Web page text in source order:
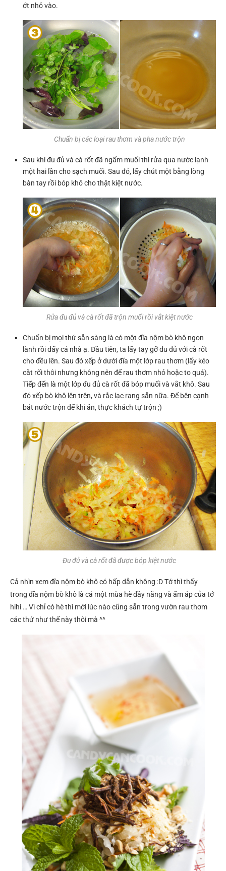
ớt nhỏ vào.
Chuẩn bị các loại rau thơm và pha nước trộn
Sau khi đu đủ và cà rốt đã ngấm muối thì rửa qua nước lạnh
một hai lần cho sạch muối. Sau đó, lấy chút một bằng lòng
bàn tay rồi bóp khô cho thật kiệt nước.
Rửa đu đủ và cà rốt đã trộn muối rồi vắt kiệt nước
Chuẩn bị mọi thứ sẵn sàng là có một đĩa nộm bò khô ngon
lành rồi đấy cả nhà ạ. Đầu tiên, ta lấy tay gỡ đu đủ với cà rốt
cho đều lên. Sau đó xếp ở dưới đĩa một lớp rau thơm (lấy kéo
cắt rối thôi nhưng không nên để rau thơm nhỏ hoặc to quá).
Tiếp đến là một lớp đu đủ cà rốt đã bóp muối và vắt khô. Sau
đó xếp bò khô lên trên, và rắc lạc rang sẵn nữa. Để bên cạnh
bát nước trộn để khi ăn, thực khách tự trộn ;)
Đu đủ và cà rốt đã được bóp kiệt nước
Cả nhìn xem đĩa nộm bò khô có hấp dẫn không :D Tớ thì thấy
trong đĩa nộm bò khô là cả một mùa hè đầy nắng và ấm áp của tớ
hihi … Vì chỉ có hè thì mới lúc nào cũng sẵn trong vườn rau thơm
các thứ như thế này thôi mà ^^